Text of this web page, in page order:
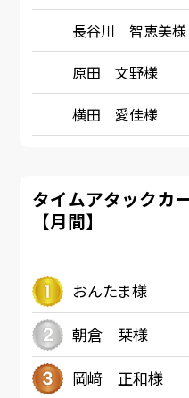
長谷川 智恵美様
原田 文野様
横田 愛佳様
タイムアタックカ
【月間】
おんたま様
朝倉 栞様
岡﨑 正和様